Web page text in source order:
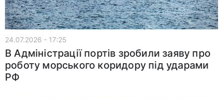
24.07.2026 - 17:25
В Адміністрації портів зробили заяву про
роботу морського коридору під ударами
РФ